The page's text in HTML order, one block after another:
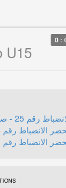
U15
0 :
25 - صنف الأكابر
الانضباط رقم 24 - شبان
الانضباط رقم 23 - شبان